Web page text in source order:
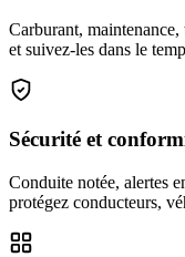
Carburant,
et suivez-les dans le
Sécurité et
Conduite notée, alertes
protégez conducteurs,